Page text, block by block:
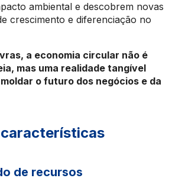
ambiental e descobrem novas
crescimento e diferenciação no
a economia circular não é
mas uma realidade tangível
o futuro dos negócios e da
de recursos